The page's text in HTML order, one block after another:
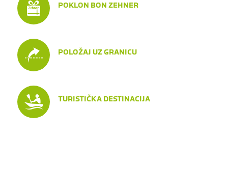
POKLON BON ZEHNER
POLOŽAJ UZ GRANICU
TURISTIČKA DESTINACIJA